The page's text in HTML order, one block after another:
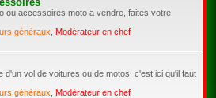
ou accessoires moto a vendre, faites votre
généraux
Modérateur en chef
d'un vol de voitures ou de motos, c'est ici qu'il faut
généraux
Modérateur en chef